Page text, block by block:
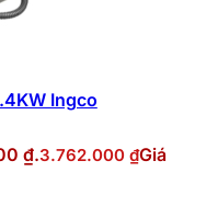
Ingco
₫.3.762.000 ₫Giá